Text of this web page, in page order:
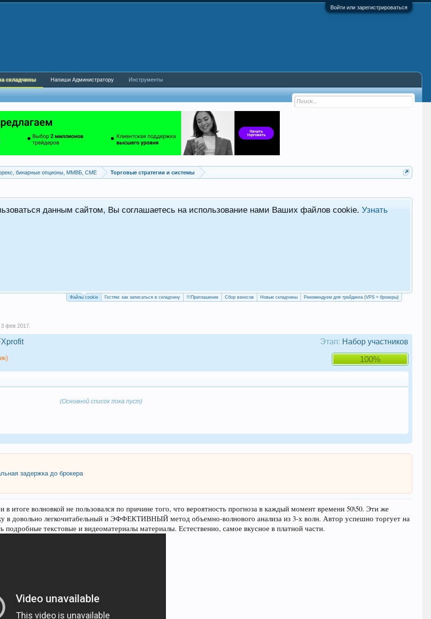
Войти или зарегистрироваться
бинарные опционы, ММВБ, CME Торговые стратегии и системы
данным сайтом, Вы соглашаетесь на использование нами Ваших файлов cookie.Узнать
Файлы cookie Гостям: как записаться в складчину !!!Приглашение Сбор взносов Новые складчины Рекомендуем для трейдинга (VPS + брокеры)
,3 фев 2017
Этап: Набор участников
100%
(Основной список пока пуст)
задержка до брокера
итоге волновкой не пользовался по причине того, что вероятность прогноза в каждый момент времени 50\50. Эти же
в довольно легкочитабельный и ЭФФЕКТИВНЫЙ метод объемно-волнового анализа из 3-х волн. Автор успешно торгует на
текстовые и видеоматериалы материалы. Естественно, самое вкусное в платной части.
складчины Напиши Администратору Инструменты